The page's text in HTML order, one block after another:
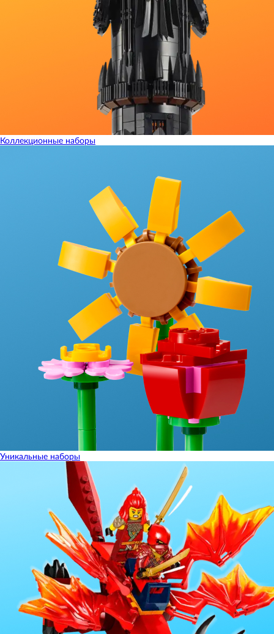
Коллекционные наборы
Уникальные наборы